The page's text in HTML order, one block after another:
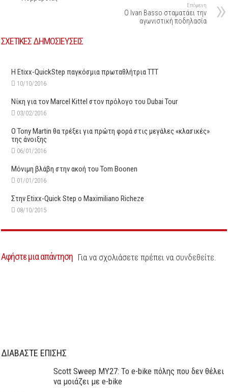
Επόμενη
O Ιvan Basso σταματάει την
αγωνιστική ποδηλασία
ΣΧΕΤΙΚΕΣ ΔΗΜΟΣΙΕΥΣΕΙΣ
Η Etixx-QuickStep παγκόσμια πρωταθλήτρια TTT
10/10/2016
Νίκη για τον Marcel Kittel στον πρόλογο του Dubai Tour
03/02/2016
O Tony Martin θα τρέξει για πρώτη φορά στις μεγάλες «κλασικές»
της άνοιξης
06/01/2016
Μόνιμη βλάβη στην ακοή του Tom Boonen
01/01/2016
Στην Εtixx-Quick Step ο Maximiliano Richeze
08/10/2015
Αφήστε μια απάντηση Για να σχολιάσετε πρέπει να συνδεθείτε
ΔΙΑΒΑΣΤΕ ΕΠΙΣΗΣ
Scott Sweep MY27: Το e-bike πόλης που δεν θέλει
να μοιάζει με e-bike